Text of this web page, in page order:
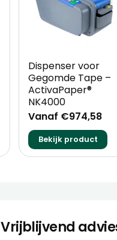
Dispenser voor
Gegomde Tape –
ActivaPaper®
NK4000
Vanaf €974,58
Bekijk product
Vrijblijvend